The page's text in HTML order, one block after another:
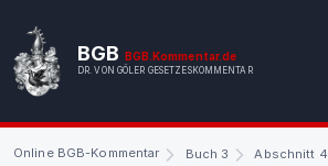
BGB BGB.Kommentar.de
DR. VON GÖLER GESETZESKOMMENTAR
Online BGB-Kommentar Buch 3 Abschnitt 4